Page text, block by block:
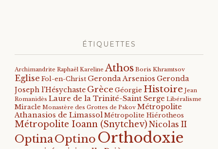
ÉTIQUETTES
Archimandrite Raphaël Kareline Athos Boris Khramtsov
Eglise Fol-en-Christ Geronda Arsenios Geronda
Joseph l'Hésychaste Grèce Géorgie Histoire Jean
Romanidès Laure de la Trinité-Saint Serge Libéralisme
Miracle Monastère des Grottes de Pskov Métropolite
Athanasios de Limassol Métropolite Hiérotheos
Métropolite Ioann (Snytchev) Nicolas II
OptinaOptino Orthodoxie